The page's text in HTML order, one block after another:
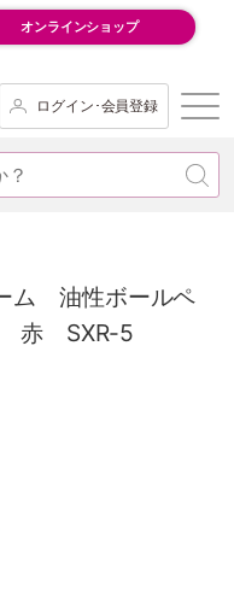
オンラインショップ
ログイン･会員登録
ム 油性ボールペ
赤 SXR-5